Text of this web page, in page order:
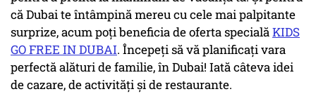
că Dubai te întâmpină mereu cu cele mai palpitante
surprize, acum poți beneficia de oferta specialăKIDS
GO FREE IN DUBAI. Începeți să vă planificați vara
perfectă alături de familie, în Dubai! Iată câteva idei
de cazare, de activități și de restaurante.